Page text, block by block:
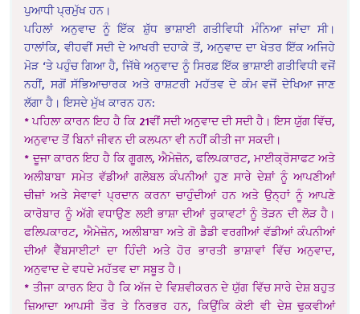
ਪੁਆਧੀ ਪ੍ਰਮੁੱਖ ਹਨ।
ਪਹਿਲਾਂ ਅਨੁਵਾਦ ਨੂੰ ਇੱਕ ਸ਼ੁੱਧ ਭਾਸ਼ਾਈ ਗਤੀਵਿਧੀ ਮੰਨਿਆ ਜਾਂਦਾ ਸੀ।
ਹਾਲਾਂਕਿ, ਵੀਹਵੀਂ ਸਦੀ ਦੇ ਆਖਰੀ ਦਹਾਕੇ ਤੋਂ, ਅਨੁਵਾਦ ਦਾ ਖੇਤਰ ਇੱਕ ਅਜਿਹੇ
ਮੋੜ ‘ਤੇ ਪਹੁੰਚ ਗਿਆ ਹੈ, ਜਿੱਥੇ ਅਨੁਵਾਦ ਨੂੰ ਸਿਰਫ਼ ਇੱਕ ਭਾਸ਼ਾਈ ਗਤੀਵਿਧੀ ਵਜੋਂ
ਨਹੀਂ, ਸਗੋਂ ਸੱਭਿਆਚਾਰਕ ਅਤੇ ਰਾਸ਼ਟਰੀ ਮਹੱਤਵ ਦੇ ਕੰਮ ਵਜੋਂ ਦੇਖਿਆ ਜਾਣ
ਲੱਗਾ ਹੈ। ਇਸਦੇ ਮੁੱਖ ਕਾਰਨ ਹਨ:
* ਪਹਿਲਾ ਕਾਰਨ ਇਹ ਹੈ ਕਿ 21ਵੀਂ ਸਦੀ ਅਨੁਵਾਦ ਦੀ ਸਦੀ ਹੈ। ਇਸ ਯੁੱਗ ਵਿੱਚ,
ਅਨੁਵਾਦ ਤੋਂ ਬਿਨਾਂ ਜੀਵਨ ਦੀ ਕਲਪਨਾ ਵੀ ਨਹੀਂ ਕੀਤੀ ਜਾ ਸਕਦੀ।
* ਦੂਜਾ ਕਾਰਨ ਇਹ ਹੈ ਕਿ ਗੂਗਲ, ​​ਐਮੇਜ਼ੋਨ, ਫਲਿਪਕਾਰਟ, ਮਾਈਕ੍ਰੋਸਾਫਟ ਅਤੇ
ਅਲੀਬਾਬਾ ਸਮੇਤ ਵੱਡੀਆਂ ਗਲੋਬਲ ਕੰਪਨੀਆਂ ਹੁਣ ਸਾਰੇ ਦੇਸ਼ਾਂ ਨੂੰ ਆਪਣੀਆਂ
ਚੀਜ਼ਾਂ ਅਤੇ ਸੇਵਾਵਾਂ ਪ੍ਰਦਾਨ ਕਰਨਾ ਚਾਹੁੰਦੀਆਂ ਹਨ ਅਤੇ ਉਨ੍ਹਾਂ ਨੂੰ ਆਪਣੇ
ਕਾਰੋਬਾਰ ਨੂੰ ਅੱਗੇ ਵਧਾਉਣ ਲਈ ਭਾਸ਼ਾ ਦੀਆਂ ਰੁਕਾਵਟਾਂ ਨੂੰ ਤੋੜਨ ਦੀ ਲੋੜ ਹੈ।
ਫਲਿਪਕਾਰਟ, ਐਮੇਜ਼ੋਨ, ਅਲੀਬਾਬਾ ਅਤੇ ਗੋ ਡੈਡੀ ਵਰਗੀਆਂ ਵੱਡੀਆਂ ਕੰਪਨੀਆਂ
ਦੀਆਂ ਵੈੱਬਸਾਈਟਾਂ ਦਾ ਹਿੰਦੀ ਅਤੇ ਹੋਰ ਭਾਰਤੀ ਭਾਸ਼ਾਵਾਂ ਵਿੱਚ ਅਨੁਵਾਦ,
ਅਨੁਵਾਦ ਦੇ ਵਧਦੇ ਮਹੱਤਵ ਦਾ ਸਬੂਤ ਹੈ।
* ਤੀਜਾ ਕਾਰਨ ਇਹ ਹੈ ਕਿ ਅੱਜ ਦੇ ਵਿਸ਼ਵੀਕਰਨ ਦੇ ਯੁੱਗ ਵਿੱਚ ਸਾਰੇ ਦੇਸ਼ ਬਹੁਤ
ਜ਼ਿਆਦਾ ਆਪਸੀ ਤੌਰ ਤੇ ਨਿਰਭਰ ਹਨ, ਕਿਉਂਕਿ ਕੋਈ ਵੀ ਦੇਸ਼ ਢੁਕਵੀਆਂ